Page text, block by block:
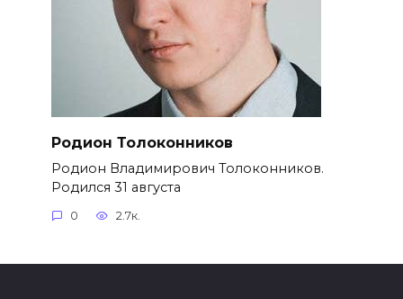
Родион Толоконников
Родион Владимирович Толоконников.
Родился 31 августа
0 2.7к.